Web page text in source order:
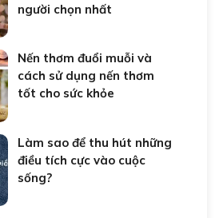
người chọn nhất
Nến thơm đuổi muỗi và
cách sử dụng nến thơm
tốt cho sức khỏe
Làm sao để thu hút những
điều tích cực vào cuộc
sống?